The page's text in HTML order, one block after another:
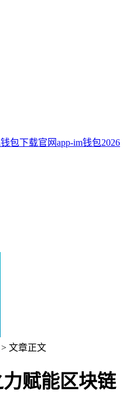
> 文章正文
赋能区块链